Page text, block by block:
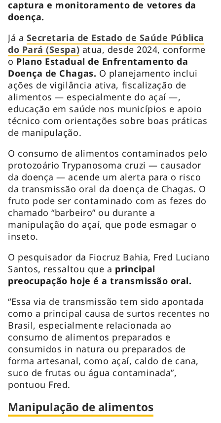
captura e monitoramento de vetores da
doença.
Já a Secretaria de Estado de Saúde Pública
do Pará (Sespa) atua, desde 2024, conforme
o Plano Estadual de Enfrentamento da
Doença de Chagas. O planejamento inclui
ações de vigilância ativa, fiscalização de
alimentos — especialmente do açaí —,
educação em saúde nos municípios e apoio
técnico com orientações sobre boas práticas
de manipulação.
O consumo de alimentos contaminados pelo
protozoário Trypanosoma cruzi — causador
da doença — acende um alerta para o risco
da transmissão oral da doença de Chagas. O
fruto pode ser contaminado com as fezes do
chamado “barbeiro” ou durante a
manipulação do açaí, que pode esmagar o
inseto.
O pesquisador da Fiocruz Bahia, Fred Luciano
Santos, ressaltou que a principal
preocupação hoje é a transmissão oral.
“Essa via de transmissão tem sido apontada
como a principal causa de surtos recentes no
Brasil, especialmente relacionada ao
consumo de alimentos preparados e
consumidos in natura ou preparados de
forma artesanal, como açaí, caldo de cana,
suco de frutas ou água contaminada”,
pontuou Fred.
Manipulação de alimentos